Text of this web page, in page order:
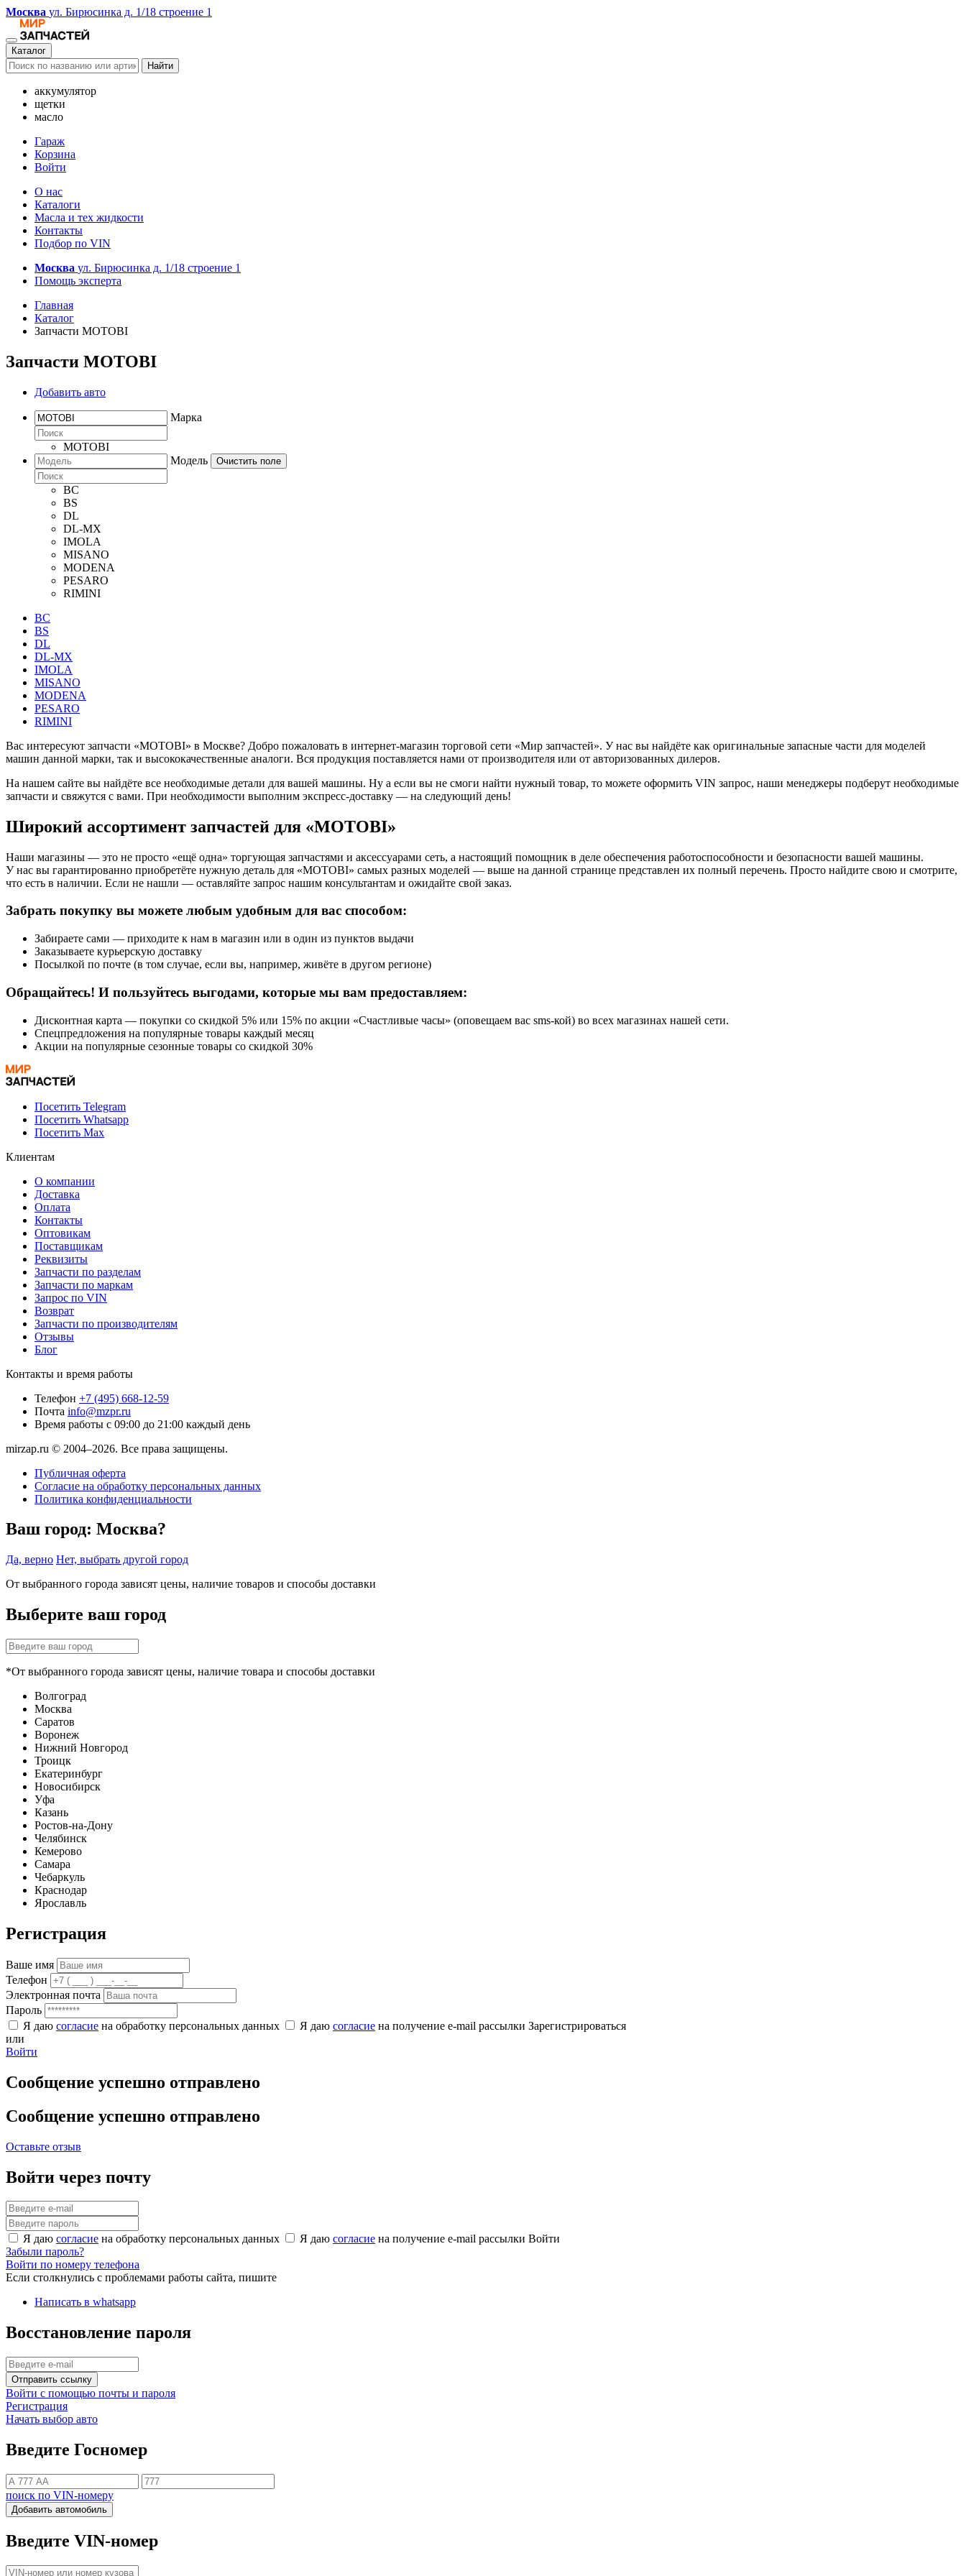
Москва ул. Бирюсинка д. 1/18 строение 1
Каталог
Найти
аккумулятор
щетки
масло
Гараж
Корзина
Войти
О нас
Каталоги
Масла и тех жидкости
Контакты
Подбор по VIN
Москва ул. Бирюсинка д. 1/18 строение 1
Помощь эксперта
Главная
Каталог
Запчасти MOTOBI
Запчасти MOTOBI
Добавить авто
Марка
MOTOBI
Модель
Очистить поле
BC
BS
DL
DL-MX
IMOLA
MISANO
MODENA
PESARO
RIMINI
BC
BS
DL
DL-MX
IMOLA
MISANO
MODENA
PESARO
RIMINI
Вас интересуют запчасти «MOTOBI» в Москве? Добро пожаловать в интернет-магазин торговой сети «Мир запчастей». У нас вы найдёте как оригинальные запасные части для моделей
машин данной марки, так и высококачественные аналоги. Вся продукция поставляется нами от производителя или от авторизованных дилеров.
На нашем сайте вы найдёте все необходимые детали для вашей машины. Ну а если вы не смоги найти нужный товар, то можете оформить VIN запрос, наши менеджеры подберут необходимые
запчасти и свяжутся с вами. При необходимости выполним экспресс-доставку — на следующий день!
Широкий ассортимент запчастей для «MOTOBI»
Наши магазины — это не просто «ещё одна» торгующая запчастями и аксессуарами сеть, а настоящий помощник в деле обеспечения работоспособности и безопасности вашей машины.
У нас вы гарантированно приобретёте нужную деталь для «MOTOBI» самых разных моделей — выше на данной странице представлен их полный перечень. Просто найдите свою и смотрите,
что есть в наличии. Если не нашли — оставляйте запрос нашим консультантам и ожидайте свой заказ.
Забрать покупку вы можете любым удобным для вас способом:
Забираете сами — приходите к нам в магазин или в один из пунктов выдачи
Заказываете курьерскую доставку
Посылкой по почте (в том случае, если вы, например, живёте в другом регионе)
Обращайтесь! И пользуйтесь выгодами, которые мы вам предоставляем:
Дисконтная карта — покупки со скидкой 5% или 15% по акции «Счастливые часы» (оповещаем вас sms-кой) во всех магазинах нашей сети.
Спецпредложения на популярные товары каждый месяц
Акции на популярные сезонные товары со скидкой 30%
Посетить Telegram
Посетить Whatsapp
Посетить Max
Клиентам
О компании
Доставка
Оплата
Контакты
Оптовикам
Поставщикам
Реквизиты
Запчасти по разделам
Запчасти по маркам
Запрос по VIN
Возврат
Запчасти по производителям
Отзывы
Блог
Контакты и время работы
Телефон +7 (495) 668-12-59
Почта info@mzpr.ru
Время работы с 09:00 до 21:00 каждый день
mirzap.ru © 2004–2026. Все права защищены.
Публичная оферта
Согласие на обработку персональных данных
Политика конфиденциальности
Ваш город: Москва?
Да, верно Нет, выбрать другой город
От выбранного города зависят цены, наличие товаров и способы доставки
Выберите ваш город
*От выбранного города зависят цены, наличие товара и способы доставки
Волгоград
Москва
Саратов
Воронеж
Нижний Новгород
Троицк
Екатеринбург
Новосибирск
Уфа
Казань
Ростов-на-Дону
Челябинск
Кемерово
Самара
Чебаркуль
Краснодар
Ярославль
Регистрация
Ваше имя
Телефон
Электронная почта
Пароль
Я даю согласие на обработку персональных данных Я даю согласие на получение e-mail рассылки Зарегистрироваться
или
Войти
Сообщение успешно отправлено
Сообщение успешно отправлено
Оставьте отзыв
Войти через почту
Я даю согласие на обработку персональных данных Я даю согласие на получение e-mail рассылки Войти
Забыли пароль?
Войти по номеру телефона
Если столкнулись с проблемами работы сайта, пишите
Написать в whatsapp
Восстановление пароля
Отправить ссылку
Войти с помощью почты и пароля
Регистрация
Начать выбор авто
Введите Госномер
поиск по VIN-номеру
Добавить автомобиль
Введите VIN-номер